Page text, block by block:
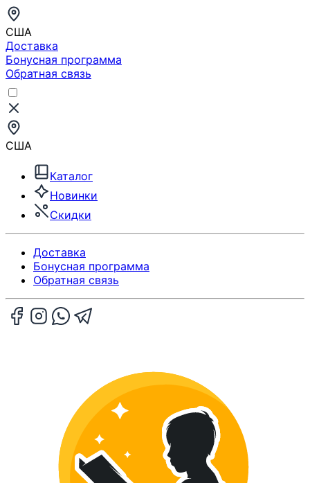
США
Доставка
Бонусная программа
Обратная связь
США
Каталог
Новинки
Скидки
Доставка
Бонусная программа
Обратная связь